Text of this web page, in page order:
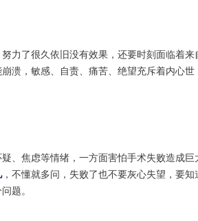
力了很久依旧没有效果，还要时刻面临着来
溃，敏感、自责、痛苦、绝望充斥着内心世
、焦虑等情绪，一方面害怕手术失败造成巨
，不懂就多问，失败了也不要灰心失望，要知
题。